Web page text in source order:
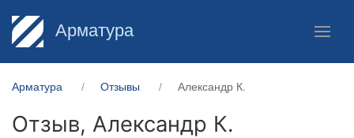
Арматура
Арматура Отзывы Александр К.
Отзыв, Александр К.